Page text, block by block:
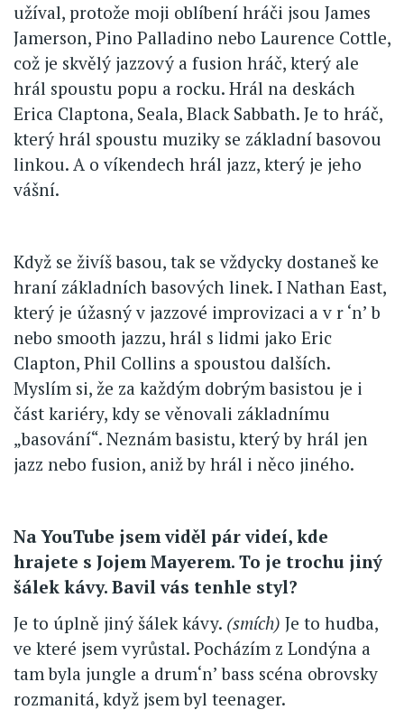
užíval, protože moji oblíbení hráči jsou James
Jamerson, Pino Palladino nebo Laurence Cottle,
což je skvělý jazzový a fusion hráč, který ale
hrál spoustu popu a rocku. Hrál na deskách
Erica Claptona, Seala, Black Sabbath. Je to hráč,
který hrál spoustu muziky se základní basovou
linkou. A o víkendech hrál jazz, který je jeho
vášní.
Když se živíš basou, tak se vždycky dostaneš ke
hraní základních basových linek. I Nathan East,
který je úžasný v jazzové improvizaci a v r ‘n’ b
nebo smooth jazzu, hrál s lidmi jako Eric
Clapton, Phil Collins a spoustou dalších.
Myslím si, že za každým dobrým basistou je i
část kariéry, kdy se věnovali základnímu
„basování“. Neznám basistu, který by hrál jen
jazz nebo fusion, aniž by hrál i něco jiného.
Na YouTube jsem viděl pár videí, kde
hrajete s Jojem Mayerem. To je trochu jiný
šálek kávy. Bavil vás tenhle styl?
Je to úplně jiný šálek kávy. (smích) Je to hudba,
ve které jsem vyrůstal. Pocházím z Londýna a
tam byla jungle a drum‘n’ bass scéna obrovsky
rozmanitá, když jsem byl teenager.